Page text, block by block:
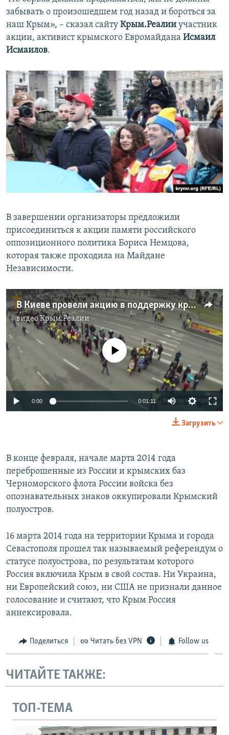
забывать о произошедшем год назад и бороться за
наш Крым», – сказал сайту Крым.Реалии участник
акции, активист крымского Евромайдана Исмаил
Исмаилов.
В завершении организаторы предложили
присоединиться к акции памяти российского
оппозиционного политика Бориса Немцова,
которая также проходила на Майдане
Независимости.
В Киеве провели акцию в поддержку крымчан
видеоКрым.Реалии
No media source currently available
0:00 0:01:11
Загрузить
В конце февраля, начале марта 2014 года
переброшенные из России и крымских баз
Черноморского флота России войска без
опознавательных знаков оккупировали Крымский
полуостров.
16 марта 2014 года на территории Крыма и города
Севастополя прошел так называемый референдум о
статусе полуострова, по результатам которого
Россия включила Крым в свой состав. Ни Украина,
ни Европейский союз, ни США не признали данное
голосование и считают, что Крым Россия
аннексировала.
Поделиться Читать без VPN Follow us
ЧИТАЙТЕ ТАКЖЕ:
ТОП-ТЕМА